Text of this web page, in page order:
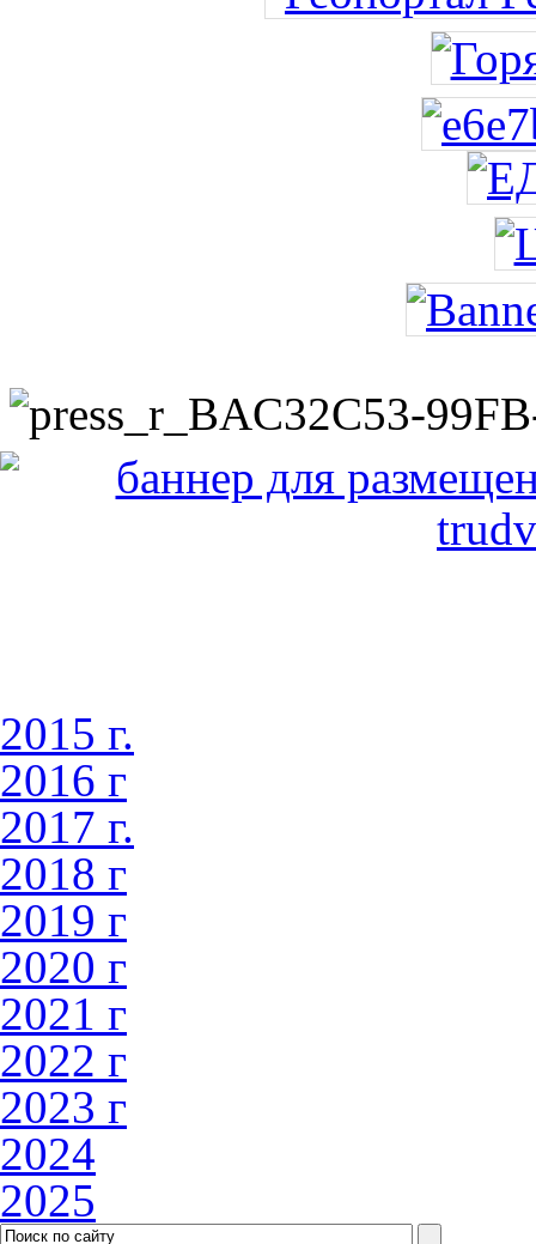
2015 г.
2016 г
2017 г.
2018 г
2019 г
2020 г
2021 г
2022 г
2023 г
2024
2025